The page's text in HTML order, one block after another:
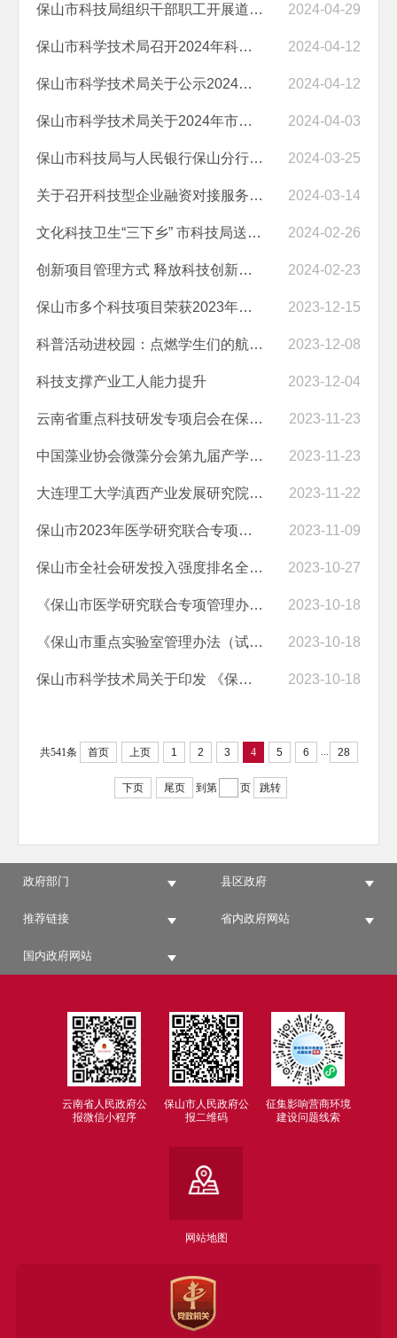
保山市科技局组织干部职工开展道路交通安全警示教育活动 2024-04-29
保山市科学技术局召开2024年科技工作交流座谈会 2024-04-12
保山市科学技术局关于公示2024年第一批 科技计划项目验收结果的通知 2024-04-12
保山市科学技术局关于2024年市级科技计划项目申报工作的通知 2024-04-03
保山市科技局与人民银行保山分行联合召开科技型企业融资对接服务工作推进会 2024-03-25
关于召开科技型企业融资对接服务工作推进会的通知 2024-03-14
文化科技卫生“三下乡” 市科技局送来惠民 大礼包 2024-02-26
创新项目管理方式 释放科技创新活力 2024-02-23
保山市多个科技项目荣获2023年度云南省科学技术奖 2023-12-15
科普活动进校园：点燃学生们的航天梦想 2023-12-08
科技支撑产业工人能力提升 2023-12-04
云南省重点科技研发专项启会在保山召开 2023-11-23
中国藻业协会微藻分会第九届产学研大会 在保山市圆满召开 2023-11-23
大连理工大学滇西产业发展研究院成功入选2023年云南省（成长型）新型研... 2023-11-22
保山市2023年医学研究联合专项召开第一次 联席会议启动保山市医学研究联... 2023-11-09
保山市全社会研发投入强度排名全省第一 2023-10-27
《保山市医学研究联合专项管理办法（试行）》政策解读 2023-10-18
《保山市重点实验室管理办法（试行）》政策解读 2023-10-18
保山市科学技术局关于印发 《保山市重点实验室管理办法（试行）》的通知 2023-10-18
共541条 首页 上页 1 2 3 4 5 6 ... 28
下页 尾页 到第 页 跳转
政府部门 县区政府
推荐链接 省内政府网站
国内政府网站
云南省人民政府公
报微信小程序
保山市人民政府公
报二维码
征集影响营商环境
建设问题线索
网站地图